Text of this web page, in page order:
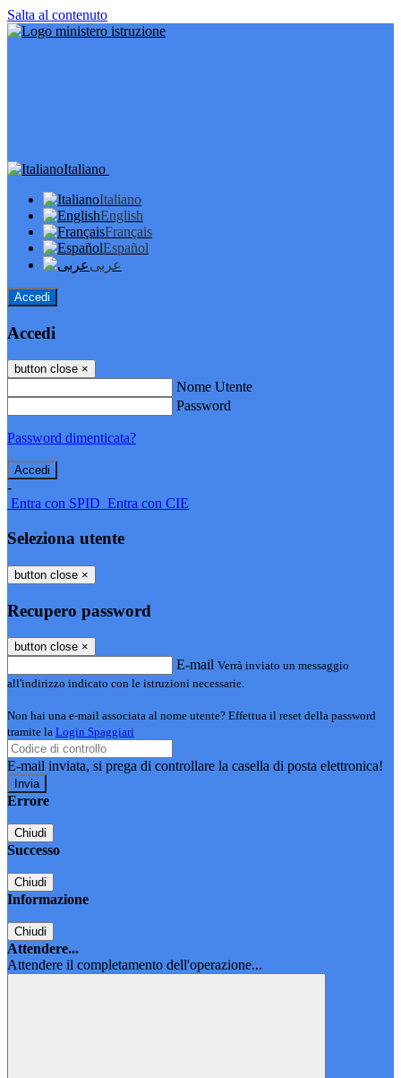
Salta al contenuto
Italiano
Italiano
English
Français
Español
عربى
Accedi
Accedi
button close ×
Nome Utente
Password
Password dimenticata?
-
Entra con SPID Entra con CIE
Seleziona utente
button close ×
Recupero password
button close ×
E-mail Verrà inviato un messaggio
all'indirizzo indicato con le istruzioni necessarie.
Non hai una e-mail associata al nome utente? Effettua il reset della password
tramite la Login Spaggiari
E-mail inviata, si prega di controllare la casella di posta elettronica!
Errore
Chiudi
Successo
Chiudi
Informazione
Chiudi
Attendere...
Attendere il completamento dell'operazione...